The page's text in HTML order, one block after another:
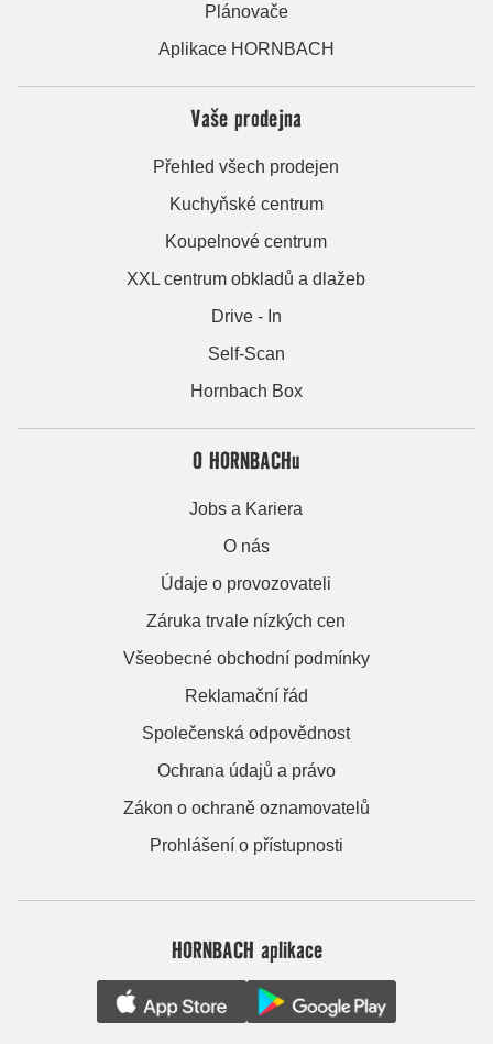
Plánovače
Aplikace HORNBACH
Vaše prodejna
Přehled všech prodejen
Kuchyňské centrum
Koupelnové centrum
XXL centrum obkladů a dlažeb
Drive - In
Self-Scan
Hornbach Box
O HORNBACHu
Jobs a Kariera
O nás
Údaje o provozovateli
Záruka trvale nízkých cen
Všeobecné obchodní podmínky
Reklamační řád
Společenská odpovědnost
Ochrana údajů a právo
Zákon o ochraně oznamovatelů
Prohlášení o přístupnosti
HORNBACH aplikace